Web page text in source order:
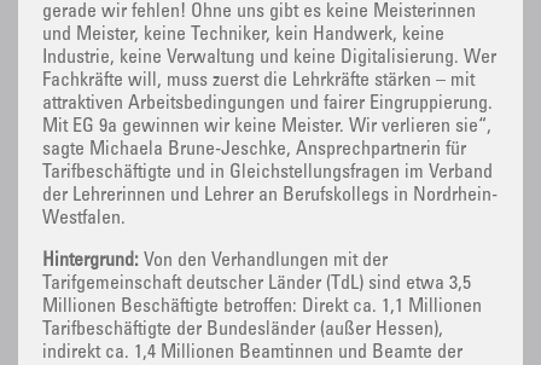
gerade wir fehlen! Ohne uns gibt es keine Meisterinnen
und Meister, keine Techniker, kein Handwerk, keine
Industrie, keine Verwaltung und keine Digitalisierung. Wer
Fachkräfte will, muss zuerst die Lehrkräfte stärken – mit
attraktiven Arbeitsbedingungen und fairer Eingruppierung.
Mit EG 9a gewinnen wir keine Meister. Wir verlieren sie“,
sagte Michaela Brune-Jeschke, Ansprechpartnerin für
Tarifbeschäftigte und in Gleichstellungsfragen im Verband
der Lehrerinnen und Lehrer an Berufskollegs in Nordrhein-
Westfalen.
Hintergrund: Von den Verhandlungen mit der
Tarifgemeinschaft deutscher Länder (TdL) sind etwa 3,5
Millionen Beschäftigte betroffen: Direkt ca. 1,1 Millionen
Tarifbeschäftigte der Bundesländer (außer Hessen),
indirekt ca. 1,4 Millionen Beamtinnen und Beamte der